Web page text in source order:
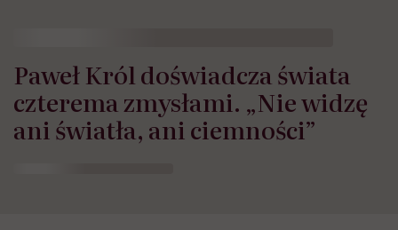
Paweł Król doświadcza świata
czterema zmysłami. „Nie widzę
ani światła, ani ciemności”